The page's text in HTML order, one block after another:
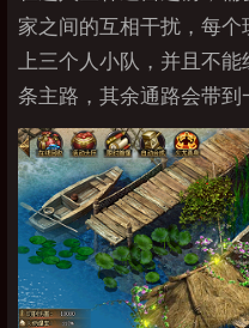
家之间的互相干扰，每
上三个人小队，并且不
条主路，其余通路会带到